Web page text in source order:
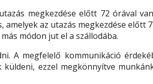
megkezdése előtt 72 órával
amelyek az utazás megkezdése
módon jut el a szállodába.
A megfelelő kommunikáció
ezzel megkönnyítve